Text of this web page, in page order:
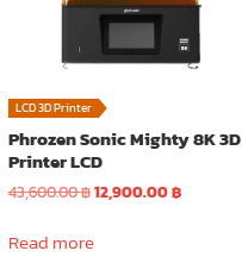
LCD 3D Printer
Phrozen Sonic Mighty 8K 3D
Printer LCD
43,600.00฿Original
was:
12,900.00฿Current
Read more